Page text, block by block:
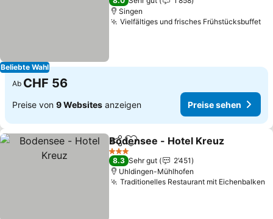
Beliebte Wahl
Singen
Vielfältiges und frisches Frühstücksbuffet
Ab CHF 56
Preise von 9 Websites anzeigen Preise sehen
TeilenZu Favoriten hinzufügen
Bodensee - Hotel Kreuz
3 Sterne
8.3 Sehr gut
2’451
Uhldingen-Mühlhofen
Traditionelles Restaurant mit Eichenbalken